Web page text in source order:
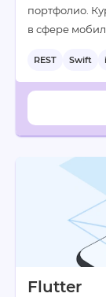
портфолио.
в сфере
REST Swift
Flutter